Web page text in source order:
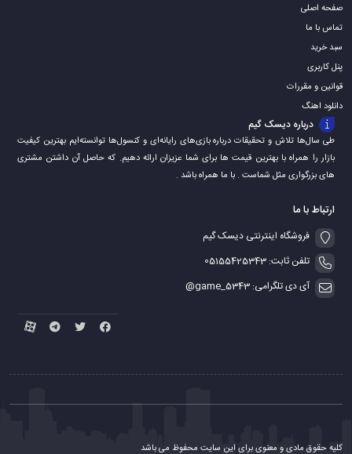
صفحه اصلی
تماس با ما
سبد خرید
پنل کاربری
قوانین و مقررات
دانلود اهنگ
درباره دیسک گیم
طی سال‌ها تلاش و تحقیقات درباره بازی‌های رایانه‌ای و کنسول‌ها توانسته‌ایم بهترین کیفیت
بازار را همراه با بهترین قیمت ها برای شما عزیزان ارائه دهیم. که حاصل آن داشتن مشتری
های بزرگواری مثل شماست . با ما همراه باشد .
ارتباط با ما
فروشگاه اینترنتی دیسک گیم
تلفن ثابت: 05155425343
آی دی تلگرامی: game_5343@
کلیه حقوق مادی و معنوی برای این سایت محفوظ می باشد